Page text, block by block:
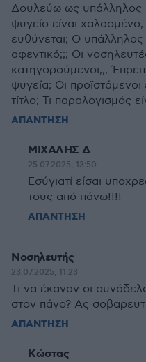
Δουλεύω ως υπάλληλος
ψυγείο είναι
ευθύνεται; Ο
αφεντικό;;; Οι
κατηγορούμενοι;;;
ψυγεία; Οι
τίτλο; Τι παραλογισμός
ΑΠΑΝΤΗΣΗ
ΜΙΧΑΛΗΣ Δ
25.07.2025, 13:50
Εσύγιατί είσαι
τους από πάνω!!!!
ΑΠΑΝΤΗΣΗ
Νοσηλευτής
23.07.2025, 11:23
Τι να έκαναν οι
στον πάγο? Ας
ΑΠΑΝΤΗΣΗ
Κώστας